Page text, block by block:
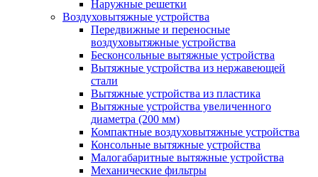
Наружные решетки
Воздуховытяжные устройства
Передвижные и переносные
воздуховытяжные устройства
Бесконсольные вытяжные устройства
Вытяжные устройства из нержавеющей
стали
Вытяжные устройства из пластика
Вытяжные устройства увеличенного
диаметра (200 мм)
Компактные воздуховытяжные устройства
Консольные вытяжные устройства
Малогабаритные вытяжные устройства
Механические фильтры